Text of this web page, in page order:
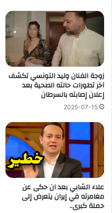
زوجة الفنان وليد التونسي تكشف
آخر تطورات حالته الصحية بعد
إعلان إصابته بالسرطان
2025-07-15
علاء الشابي بعد ان حكى عن
مغامرته في إيران يتعرض إلى
حملة كبرى..